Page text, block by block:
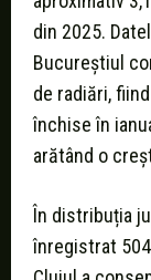
din 2025.
Bucureștiul
de radiări,
închise în
arătând o
În distribuția
înregistrat